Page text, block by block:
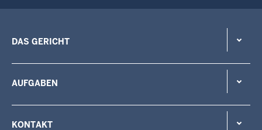
DAS GERICHT
AUFGABEN
KONTAKT